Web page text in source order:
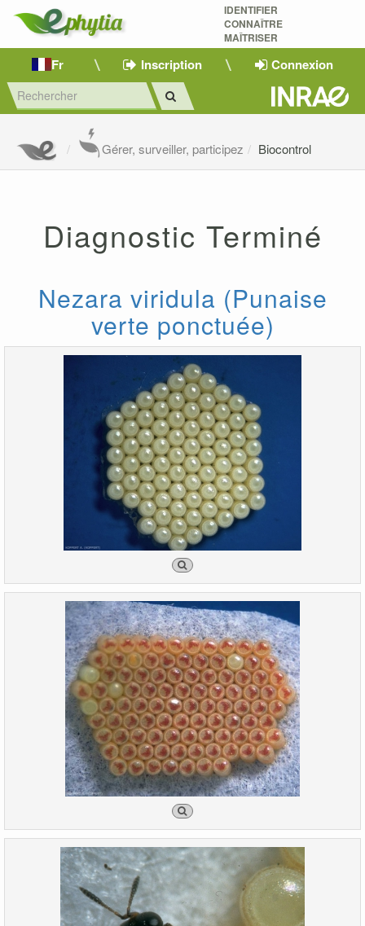
IDENTIFIER
CONNAÎTRE
MAÎTRISER
Fr Inscription Connexion
Gérer, surveiller, participez Biocontrol
Diagnostic Terminé
Nezara viridula (Punaise
verte ponctuée)